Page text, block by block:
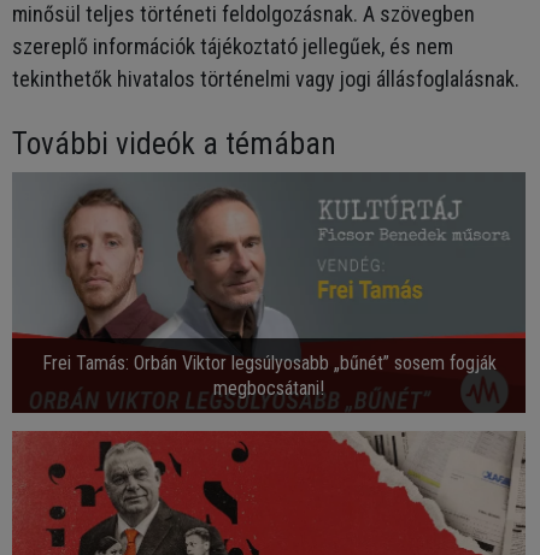
minősül teljes történeti feldolgozásnak. A szövegben
szereplő információk tájékoztató jellegűek, és nem
tekinthetők hivatalos történelmi vagy jogi állásfoglalásnak.
További videók a témában
Frei Tamás: Orbán Viktor legsúlyosabb „bűnét” sosem fogják
megbocsátani!